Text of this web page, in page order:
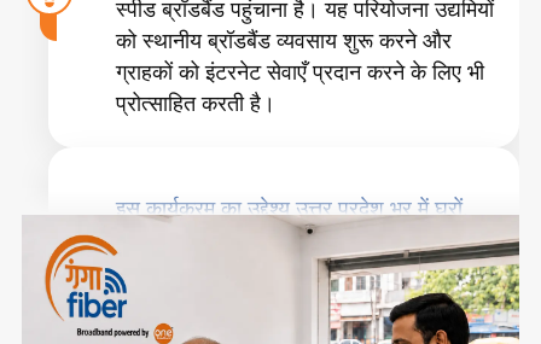
इस कार्यक्रम का उद्देश्य उत्तर प्रदेश भर में घरों,
स्कूलों, अस्पतालों, व्यवसायों और सरकारी कार्यालयों
को अपना स्वयं का ब्रॉडबैंड व्यवसाय शुरू करने में
सहायता हेतु ब्याज-मुक्त और बिना गारंटी वाले ऋण
प्रदान करती है।